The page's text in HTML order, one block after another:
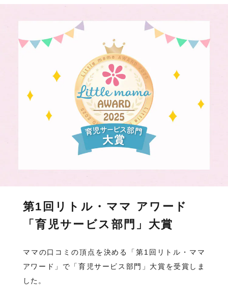
第1回リトル・ママ アワード
「育児サービス部門」大賞
ママの口コミの頂点を決める「第1回リトル・ママ
アワード」で「育児サービス部門」大賞を受賞しま
した。